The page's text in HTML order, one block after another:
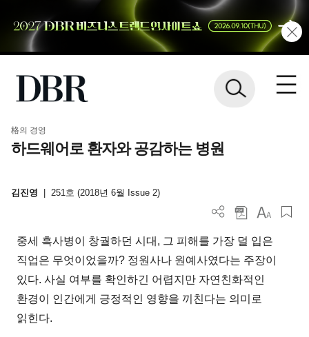
格의 경영
하드웨어로 환자와 공감하는 병원
김진영 251호 (2018년 6월 Issue 2)
중세 흑사병이 창궐하던 시대, 그 피해를 가장 덜 입은
직업은 무엇이었을까? 정원사나 원예사였다는 주장이
있다. 사실 여부를 확인하긴 어렵지만 자연친화적인
환경이 인간에게 긍정적인 영향을 끼친다는 의미로
읽힌다.